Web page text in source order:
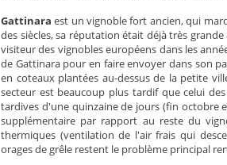
Gattinara est un vignoble fort ancien, qui
des siècles, sa réputation était déjà très
visiteur des vignobles européens dans les
de Gattinara pour en faire envoyer dans son
en coteaux plantées au-dessus de la petite
secteur est beaucoup plus tardif que celui
tardives d'une quinzaine de jours (fin octobre
supplémentaire par rapport au reste du
thermiques (ventilation de l'air frais qui
orages de grêle restent le problème principal